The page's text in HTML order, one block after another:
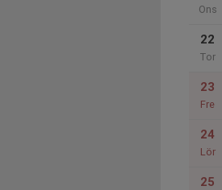
Ons
22
Tor
23
Fre
24
Lör
25